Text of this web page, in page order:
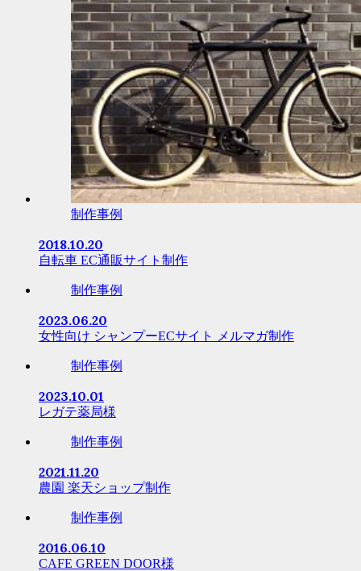
制作事例
2018.10.20
自転車 EC通販サイト制作
制作事例
2023.06.20
女性向け シャンプーECサイト メルマガ制作
制作事例
2023.10.01
レガテ薬局様
制作事例
2021.11.20
農園 楽天ショップ制作
制作事例
2016.06.10
CAFE GREEN DOOR様